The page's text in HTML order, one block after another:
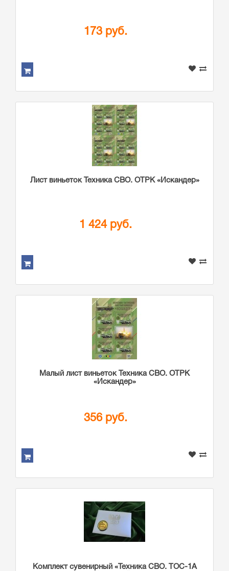
173 руб.
Лист виньеток Техника СВО. ОТРК «Искандер»
1 424 руб.
Малый лист виньеток Техника СВО. ОТРК
«Искандер»
356 руб.
Комплект сувенирный «Техника СВО. ТОС-1А